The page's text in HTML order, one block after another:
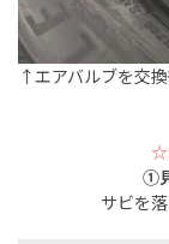
↑エアバルブを交
☆
①
サビを